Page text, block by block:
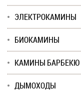
ЭЛЕКТРОКАМИНЫ
БИОКАМИНЫ
КАМИНЫ БАРБЕКЮ
ДЫМОХОДЫ